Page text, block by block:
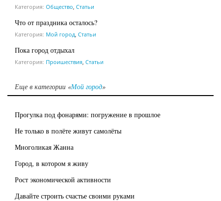
Категория: Общество Статьи
Что от праздника осталось?
Категория: Мой город Статьи
Пока город отдыхал
Категория: Проишествия Статьи
Еще в категории «Мой город»
Прогулка под фонарями: погружение в прошлое
Не только в полёте живут самолёты
Многоликая Жанна
Город, в котором я живу
Рост экономической активности
Давайте строить счастье своими руками